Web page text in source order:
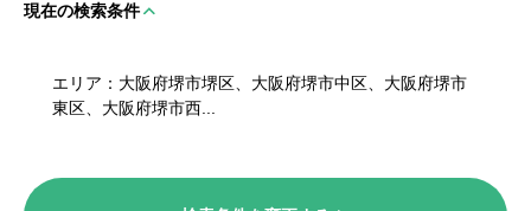
障害者コラム
よくあるご質問
現在の検索条件
エリア
大阪府堺市堺区、大阪府堺市中区、大阪府堺市
東区、大阪府堺市西...